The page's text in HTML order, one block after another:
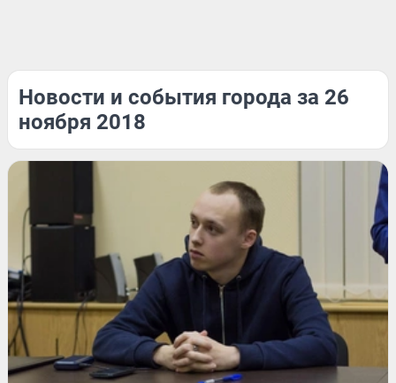
Новости и события города за 26
ноября 2018